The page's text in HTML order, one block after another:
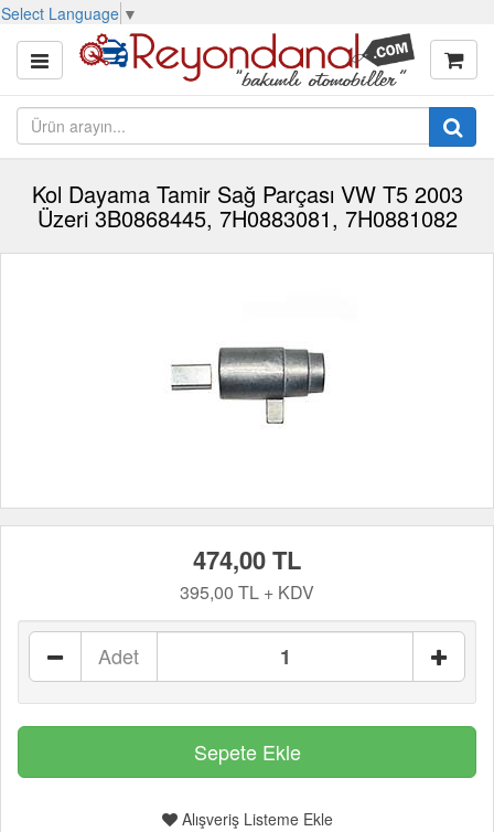
Select Language ▼
Kol Dayama Tamir Sağ Parçası VW T5 2003
Üzeri 3B0868445, 7H0883081, 7H0881082
474,00 TL
395,00 TL + KDV
Adet
Alışveriş Listeme Ekle